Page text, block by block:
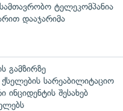
ტელეკომპანია
დააჯარიმა
გამზირზე
სარეაბილიტაციო
შესახებ